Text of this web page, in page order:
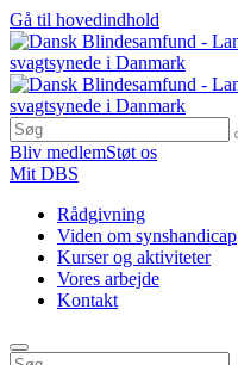
Gå til hovedindhold
Bliv medlemStøt os
Mit DBS
Rådgivning
Viden om synshandicap
Kurser og aktiviteter
Vores arbejde
Kontakt